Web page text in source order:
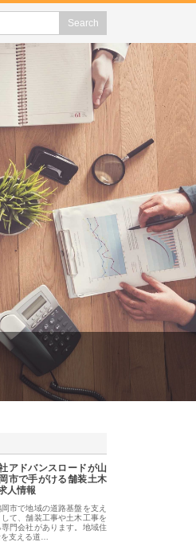
アドバンスロードが山
市で手がける舗装土木
人情報
市で地域の道路基盤を支え
して、舗装工事や土木工事を
門会社があります。地域住
支える道…